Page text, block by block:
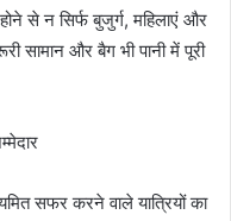
से न सिर्फ बुजुर्ग, महिलाएं और
सामान और बैग भी पानी में पूरी
सफर करने वाले यात्रियों का